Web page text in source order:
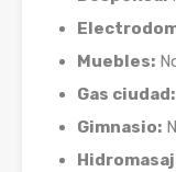
Muebles:
Gas ciudad:
Gimnasio: